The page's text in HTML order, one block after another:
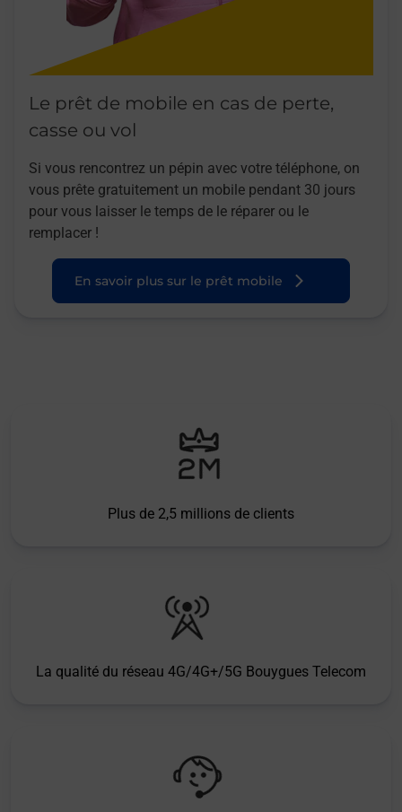
Le prêt de mobile en cas de perte,
casse ou vol
Si vous rencontrez un pépin avec votre téléphone, on
vous prête gratuitement un mobile pendant 30 jours
pour vous laisser le temps de le réparer ou le
remplacer !
En savoir plus sur le prêt mobile
Plus de 2,5 millions de clients
La qualité du réseau 4G/4G+/5G Bouygues Telecom